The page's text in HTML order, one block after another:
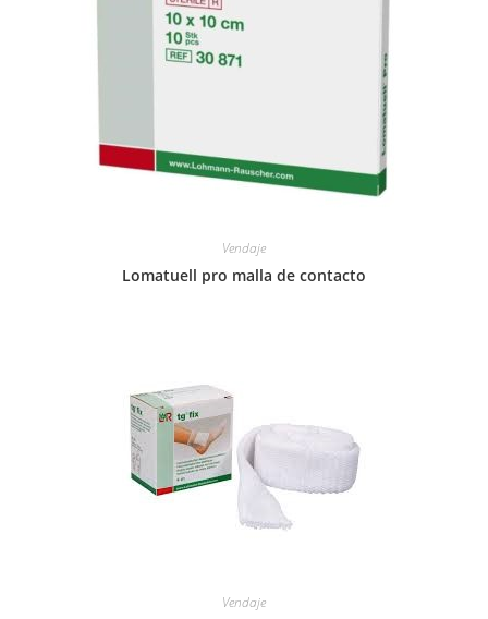
Vendaje
Lomatuell pro malla de contacto
Vendaje